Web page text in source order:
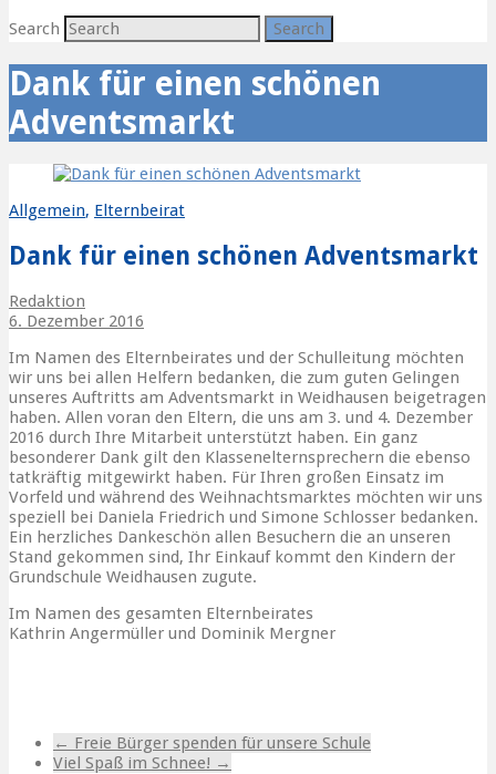
Search
Dank für einen schönen
Adventsmarkt
Allgemein, Elternbeirat
Dank für einen schönen Adventsmarkt
Redaktion
6. Dezember 2016
Im Namen des Elternbeirates und der Schulleitung möchten
wir uns bei allen Helfern bedanken, die zum guten Gelingen
unseres Auftritts am Adventsmarkt in Weidhausen beigetragen
haben. Allen voran den Eltern, die uns am 3. und 4. Dezember
2016 durch Ihre Mitarbeit unterstützt haben. Ein ganz
besonderer Dank gilt den Klassenelternsprechern die ebenso
tatkräftig mitgewirkt haben. Für Ihren großen Einsatz im
Vorfeld und während des Weihnachtsmarktes möchten wir uns
speziell bei Daniela Friedrich und Simone Schlosser bedanken.
Ein herzliches Dankeschön allen Besuchern die an unseren
Stand gekommen sind, Ihr Einkauf kommt den Kindern der
Grundschule Weidhausen zugute.
Im Namen des gesamten Elternbeirates
Kathrin Angermüller und Dominik Mergner
← Freie Bürger spenden für unsere Schule
Viel Spaß im Schnee! →